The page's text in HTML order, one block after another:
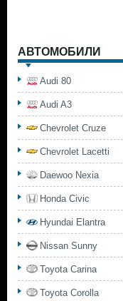
АВТОМОБИЛИ
Audi 80
Audi A3
Chevrolet Cruze
Chevrolet Lacetti
Daewoo Nexia
Honda Civic
Hyundai Elantra
Nissan Sunny
Toyota Carina
Toyota Corolla